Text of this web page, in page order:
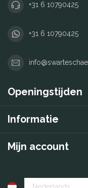
+31 6 10790425
+31 6 10790425
Openingstijden
Informatie
Mijn account